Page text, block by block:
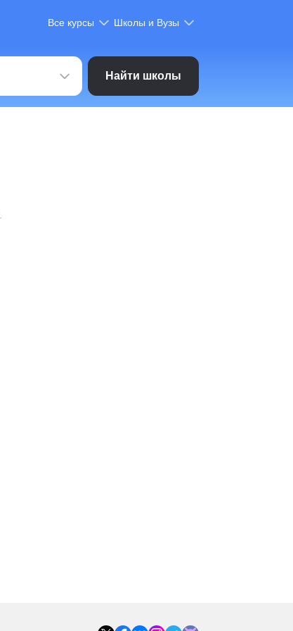
Все курсы Школы и Вузы
Найти школы